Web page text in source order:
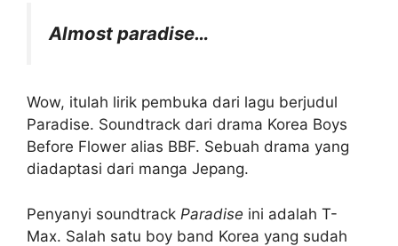
Almost paradise…
Wow, itulah lirik pembuka dari lagu berjudul
Paradise. Soundtrack dari drama Korea Boys
Before Flower alias BBF. Sebuah drama yang
diadaptasi dari manga Jepang.
Penyanyi soundtrack Paradise ini adalah T-
Max. Salah satu boy band Korea yang sudah